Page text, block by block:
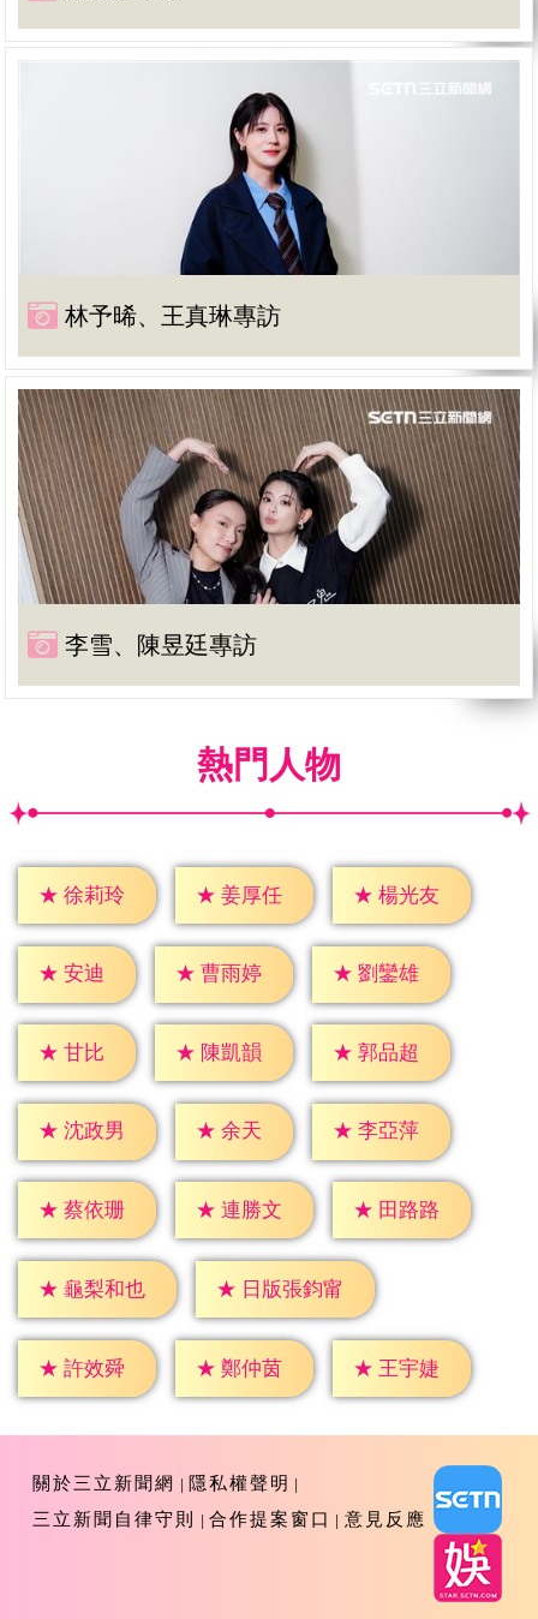
林予晞、王真琳專訪
李雪、陳昱廷專訪
熱門人物
★ 徐莉玲 ★ 姜厚任 ★ 楊光友
★ 安迪 ★ 曹雨婷 ★ 劉鑾雄
★ 甘比 ★ 陳凱韻 ★ 郭品超
★ 沈政男 ★ 余天 ★ 李亞萍
★ 蔡依珊 ★ 連勝文 ★ 田路路
★ 龜梨和也 ★ 日版張鈞甯
★ 許效舜 ★ 鄭仲茵 ★ 王宇婕
關於三立新聞網
隱私權聲明
三立新聞自律守則
合作提案窗口 意見反應